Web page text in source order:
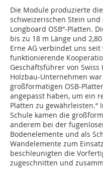
Die Module produzierte
schweizerischen Stein
Longboard OSB“-Platten.
bis zu 18 m Länge und
Erne AG verbindet uns
funktionierende
Geschäftsführer von Swiss
Holzbau-Unternehmen
großformatigen OSB-
angepasst haben, um ein
Platten zu
Schule kamen die
anderem bei der
Bodenelemente und als
Wandelemente zum
beschleunigten die
zugeschnitten und